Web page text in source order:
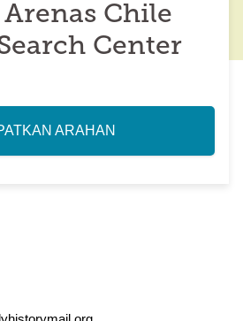
Chile
Center
ARAHAN